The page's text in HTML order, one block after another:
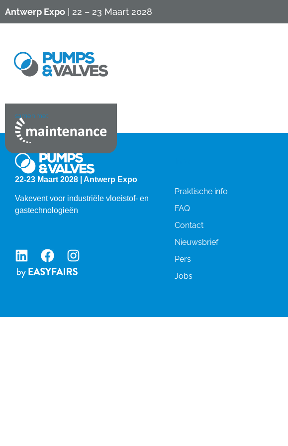
Antwerp Expo | 22 – 23 Maart 2028
samen met
22-23 Maart 2028 | Antwerp Expo
Vakevent voor industriële vloeistof- en
gastechnologieën
Praktische info
FAQ
Contact
Nieuwsbrief
Pers
Jobs